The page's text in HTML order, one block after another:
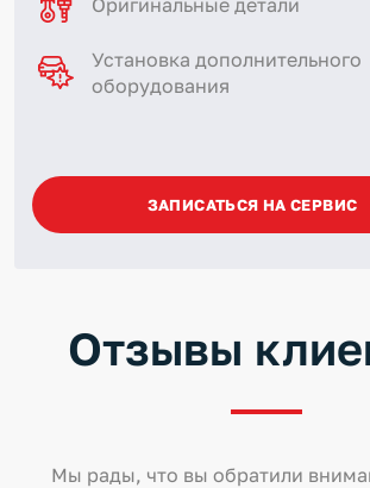
Установка дополнительного
оборудования
ЗАПИСАТЬСЯ НА СЕРВИС
Отзывы
Мы рады, что вы обратили